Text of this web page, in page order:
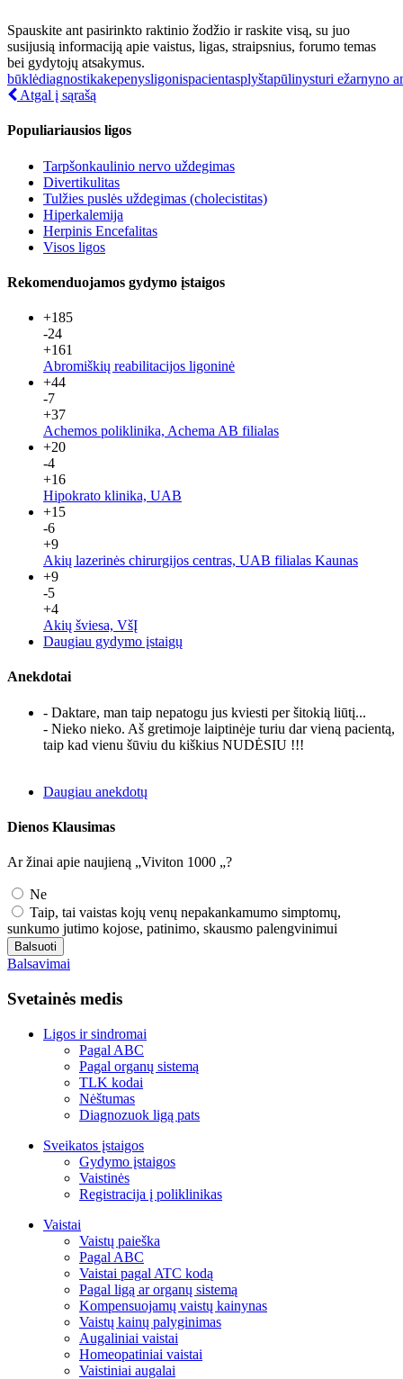
Spauskite ant pasirinkto raktinio žodžio ir raskite visą, su juo
susijusią informaciją apie vaistus, ligas, straipsnius, forumo temas
bei gydytojų atsakymus.
būklėdiagnostikakepenysligonispacientasplyštapūlinysturi ežarnyno
Atgal į sąrašą
Populiariausios ligos
Tarpšonkaulinio nervo uždegimas
Divertikulitas
Tulžies puslės uždegimas (cholecistitas)
Hiperkalemija
Herpinis Encefalitas
Visos ligos
Rekomenduojamos gydymo įstaigos
+185
-24
+161
Abromiškių reabilitacijos ligoninė
+44
-7
+37
Achemos poliklinika, Achema AB filialas
+20
-4
+16
Hipokrato klinika, UAB
+15
-6
+9
Akių lazerinės chirurgijos centras, UAB filialas Kaunas
+9
-5
+4
Akių šviesa, VšĮ
Daugiau gydymo įstaigų
Anekdotai
- Daktare, man taip nepatogu jus kviesti per šitokią liūtį...
- Nieko nieko. Aš gretimoje laiptinėje turiu dar vieną pacientą,
taip kad vienu šūviu du kiškius NUDĖSIU !!!
Daugiau anekdotų
Dienos Klausimas
Ar žinai apie naujieną „Viviton 1000 „?
Ne
Taip, tai vaistas kojų venų nepakankamumo simptomų,
sunkumo jutimo kojose, patinimo, skausmo palengvinimui
Balsuoti
Balsavimai
Svetainės medis
Ligos ir sindromai
Pagal ABC
Pagal organų sistemą
TLK kodai
Nėštumas
Diagnozuok ligą pats
Sveikatos įstaigos
Gydymo įstaigos
Vaistinės
Registracija į poliklinikas
Vaistai
Vaistų paieška
Pagal ABC
Vaistai pagal ATC kodą
Pagal ligą ar organų sistemą
Kompensuojamų vaistų kainynas
Vaistų kainų palyginimas
Augaliniai vaistai
Homeopatiniai vaistai
Vaistiniai augalai